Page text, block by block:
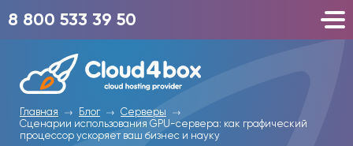
8 800 533 39 50
Главная Блог
Серверы
Сценарии использования GPU-сервера: как графический
процессор ускоряет ваш бизнес и науку